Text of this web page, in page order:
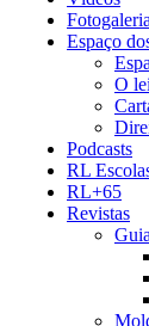
Espaço
O
Podcasts
RL
RL+65
Revistas